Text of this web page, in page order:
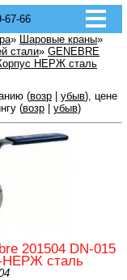
67-66
» Шаровые краны»
стали» GENEBRE
НЕРЖ сталь
(возр убыв), цене
(возр| убыв)
201504 DN-015
НЕРЖ сталь